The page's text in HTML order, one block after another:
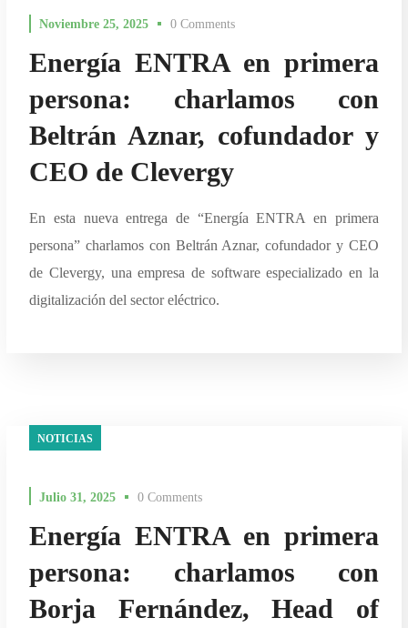
Noviembre 25, 2025 0 Comments
Energía ENTRA en primera
persona: charlamos con
Beltrán Aznar, cofundador y
CEO de Clevergy
En esta nueva entrega de “Energía ENTRA en primera
persona” charlamos con Beltrán Aznar, cofundador y CEO
de Clevergy, una empresa de software especializado en la
digitalización del sector eléctrico.
NOTICIAS
Julio 31, 2025 0 Comments
Energía ENTRA en primera
persona: charlamos con
Borja Fernández, Head of